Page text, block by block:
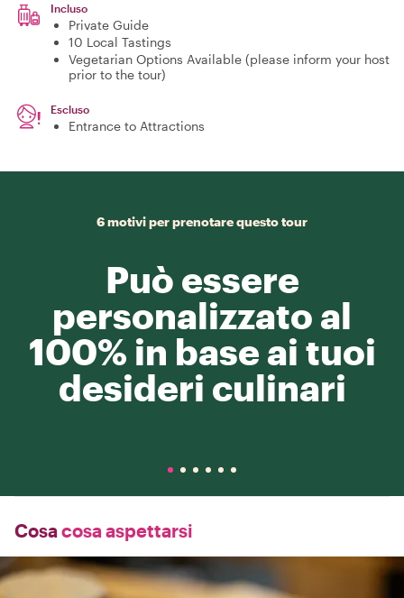
Incluso
Private Guide
10 Local Tastings
Vegetarian Options Available (please inform your host
prior to the tour)
Escluso
Entrance to Attractions
6 motivi per prenotare questo tour
Può essere
personalizzato al
100% in base ai tuoi
desideri culinari
Cosa cosa aspettarsi